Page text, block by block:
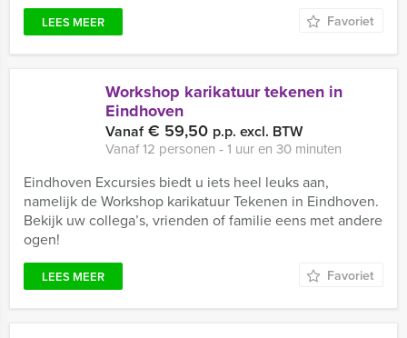
LEES MEER Favoriet
Workshop karikatuur tekenen in
Eindhoven
Vanaf€ 59,50 p.p. excl. BTW
Vanaf 12 personen ‐ 1 uur en 30 minuten
Eindhoven Excursies biedt u iets heel leuks aan,
namelijk de Workshop karikatuur Tekenen in Eindhoven.
Bekijk uw collega’s, vrienden of familie eens met andere
ogen!
LEES MEER Favoriet